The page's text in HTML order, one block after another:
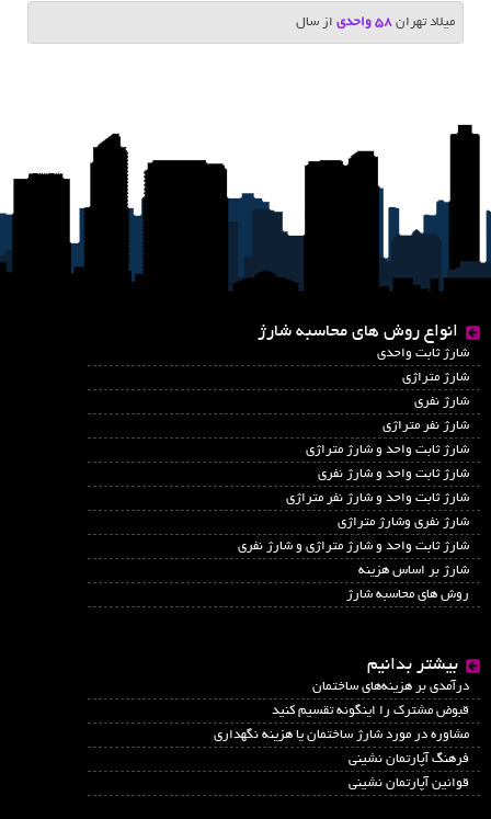
میلاد تهران 58 واحدی از سال
انواع روش های محاسبه شارژ
شارژ ثابت واحدی
شارژ متراژی
شارژ نفری
شارژ نفر متراژی
شارژ ثابت واحد و شارژ متراژی
شارژ ثابت واحد و شارژ نفری
شارژ ثابت واحد و شارژ نفر متراژی
شارژ نفری وشارژ متراژی
شارژ ثابت واحد و شارژ متراژی و شارژ نفری
شارژ بر اساس هزینه
روش های محاسبه شارژ
بیشتر بدانیم
درآمدي بر هزينه‌هاي ساختمان
قبوض مشترک را اینگونه تقسیم کنید
مشاوره در مورد شارژ ساختمان یا هزینه نگهداری
فرهنگ آپارتمان نشینی
قوانین آپارتمان نشینی